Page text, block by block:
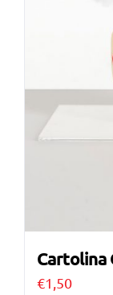
Cartolina
€1,50